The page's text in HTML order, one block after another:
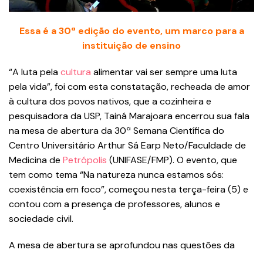
Essa é a 30ª edição do evento, um marco para a
instituição de ensino
“A luta pelacultura alimentar vai ser sempre uma luta
pela vida”, foi com esta constatação, recheada de amor
à cultura dos povos nativos, que a cozinheira e
pesquisadora da USP, Tainá Marajoara encerrou sua fala
na mesa de abertura da 30ª Semana Científica do
Centro Universitário Arthur Sá Earp Neto/Faculdade de
Medicina de Petrópolis (UNIFASE/FMP). O evento, que
tem como tema “Na natureza nunca estamos sós:
coexistência em foco”, começou nesta terça-feira (5) e
contou com a presença de professores, alunos e
sociedade civil.
A mesa de abertura se aprofundou nas questões da